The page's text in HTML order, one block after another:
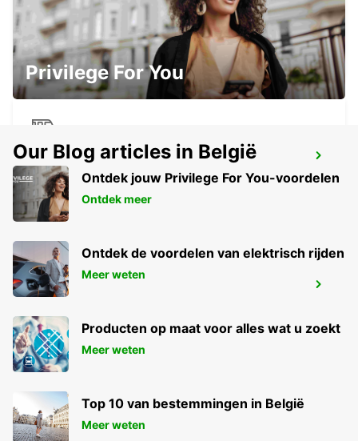
SAINT-ETIENNE
SAINT ETIENNE - FRANCE
TREINSTATION SAINT-ETIENNE -
SERVICEPUNT
ST ETIENNE - FRANCE
TREINSTATION MACON LOCHE
Privilege For You
Our Blog articles in België
Ontdek jouw Privilege For You-voordelen
Ontdek meer
Ontdek de voordelen van elektrisch rijden
Meer weten
Producten op maat voor alles wat u zoekt
Meer weten
Top 10 van bestemmingen in België
Meer weten